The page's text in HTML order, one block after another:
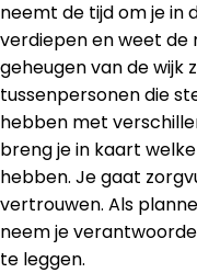
neemt de tijd om je in
verdiepen en weet de
geheugen van de wijk
tussenpersonen die
hebben met
breng je in kaart
hebben. Je gaat
vertrouwen. Als
neem je
te leggen.